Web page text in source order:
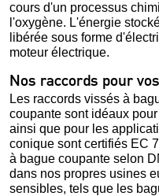
cours d'un processus
l'oxygène. L'énergie
libérée sous forme
moteur électrique.
Nos raccords pour
Les raccords vissés à
coupante sont idéaux
ainsi que pour les
conique sont certifiés EC
à bague coupante selon
dans nos propres usines
sensibles, tels que les